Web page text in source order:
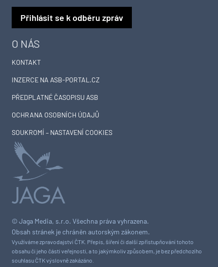
© Jaga Media, s.r.o. Všechna práva vyhrazena.
Obsah stránek je chráněn autorským zákonem.
Využíváme zpravodajství ČTK. Přepis, šíření či další zpřístupňování tohoto
obsahu či jeho části veřejnosti, a to jakýmkoliv způsobem, je bez předchozího
souhlasu ČTK výslovně zakázáno.
O NÁS
KONTAKT
INZERCE NA ASB-PORTAL.CZ
PŘEDPLATNÉ ČASOPISU ASB
OCHRANA OSOBNÍCH ÚDAJŮ
SOUKROMÍ – NASTAVENÍ COOKIES
Přihlásit se k odběru zpráv